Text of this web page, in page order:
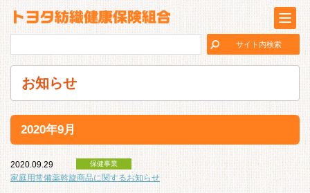
お知らせ
2020年9月
2020.09.29 保健事業
家庭用常備薬斡旋商品に関するお知らせ